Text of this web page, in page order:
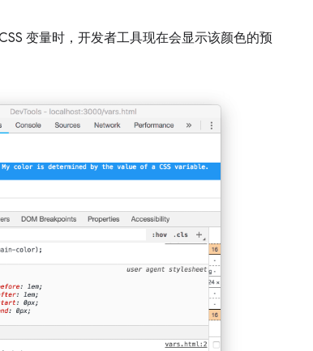
变量时，开发者工具现在会显示该颜色的预